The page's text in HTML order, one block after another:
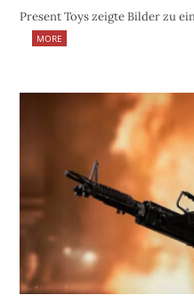
Present Toys zeigte Bilder zu
MORE